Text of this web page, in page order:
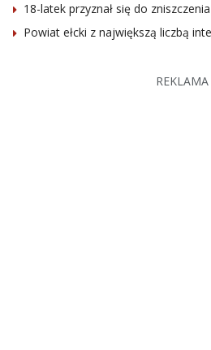
18-latek przyznał się do
Powiat ełcki z największą liczbą
REKLAMA